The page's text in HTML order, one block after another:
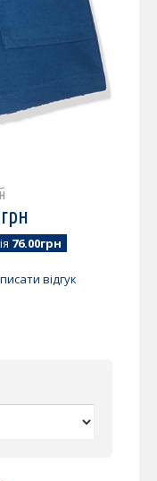
грн
76.00грн
відгук